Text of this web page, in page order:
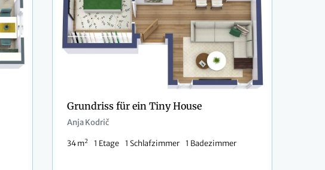
Grundriss für ein Tiny House
Anja Kodrič
34 m2 1 Etage 1 Schlafzimmer 1 Badezimmer